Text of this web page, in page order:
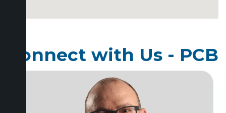
Connect with Us - PCB